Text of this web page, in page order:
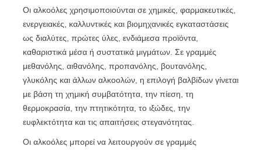
Οι αλκοόλες χρησιμοποιούνται σε χημικές, φαρμακευτικές,
ενεργειακές, καλλυντικές και βιομηχανικές εγκαταστάσεις
ως διαλύτες, πρώτες ύλες, ενδιάμεσα προϊόντα,
καθαριστικά μέσα ή συστατικά μιγμάτων. Σε γραμμές
μεθανόλης, αιθανόλης, προπανόλης, βουτανόλης,
γλυκόλης και άλλων αλκοολών, η επιλογή βαλβίδων γίνεται
με βάση τη χημική συμβατότητα, την πίεση, τη
θερμοκρασία, την πτητικότητα, το ιξώδες, την
ευφλεκτότητα και τις απαιτήσεις στεγανότητας.
Οι αλκοόλες μπορεί να λειτουργούν σε γραμμές